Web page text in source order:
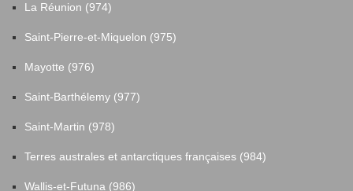
La Réunion (974)
Saint-Pierre-et-Miquelon (975)
Mayotte (976)
Saint-Barthélemy (977)
Saint-Martin (978)
Terres australes et antarctiques françaises (984)
Wallis-et-Futuna (986)